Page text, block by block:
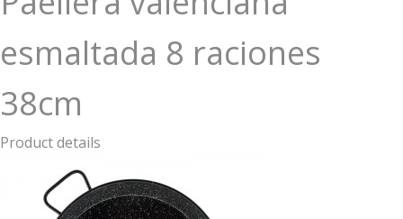
esmaltada 8 raciones
38cm
Product details